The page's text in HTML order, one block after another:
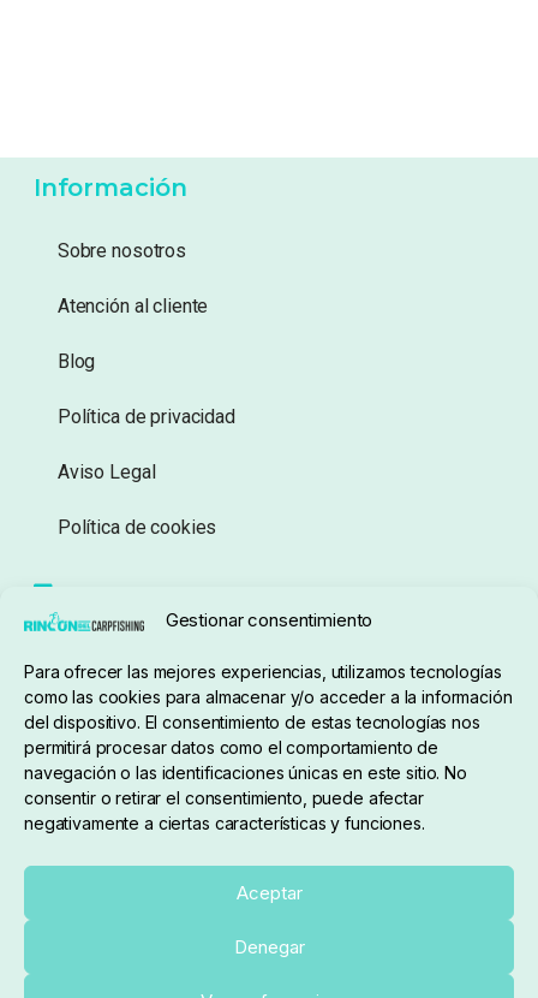
Gestionar consentimiento
Para ofrecer las mejores experiencias, utilizamos tecnologías
como las cookies para almacenar y/o acceder a la información
del dispositivo. El consentimiento de estas tecnologías nos
permitirá procesar datos como el comportamiento de
navegación o las identificaciones únicas en este sitio. No
consentir o retirar el consentimiento, puede afectar
negativamente a ciertas características y funciones.
Aceptar
Denegar
Información
Sobre nosotros
Atención al cliente
Blog
Política de privacidad
Aviso Legal
Política de cookies
Sobre nosotros